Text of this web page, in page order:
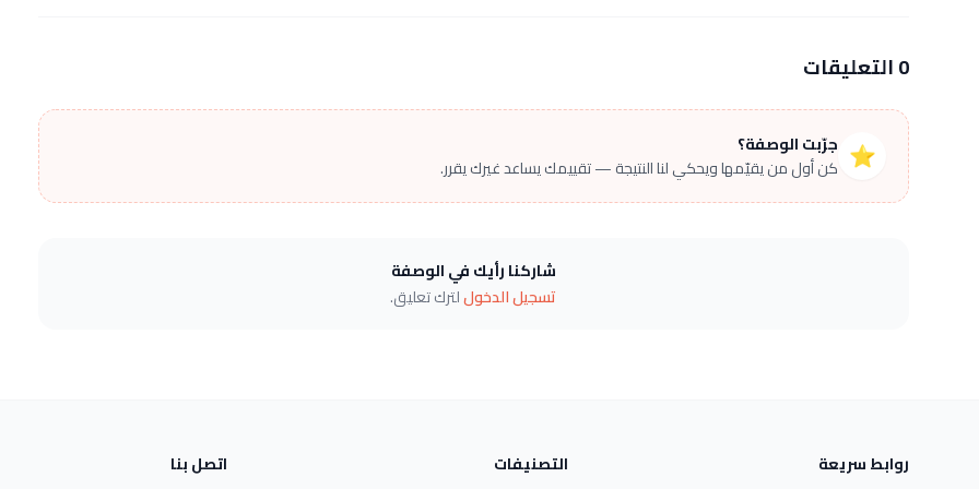
0 التعليقات
⭐ جرّبت الوصفة؟
كن أول من يقيّمها ويحكي لنا النتيجة — تقييمك يساعد غيرك يقرر.
شاركنا رأيك في الوصفة
تسجيل الدخوللترك تعليق.
روابط سريعة التصنيفات اتصل بنا